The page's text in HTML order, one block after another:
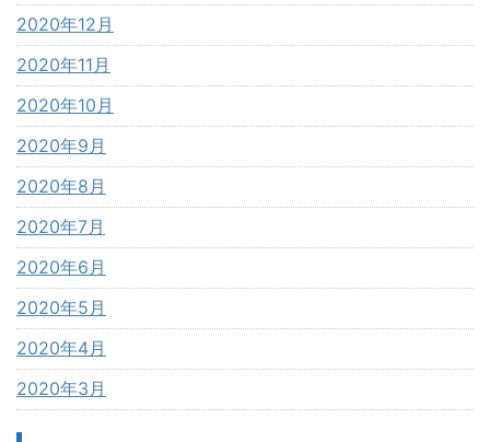
2020年12月
2020年11月
2020年10月
2020年9月
2020年8月
2020年7月
2020年6月
2020年5月
2020年4月
2020年3月